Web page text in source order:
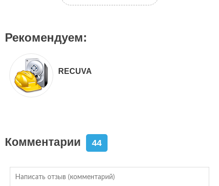
Рекомендуем:
RECUVA
Комментарии 44